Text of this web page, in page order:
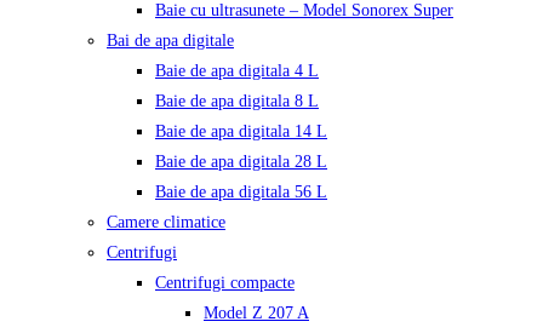
Baie cu ultrasunete – Model Sonorex Super
Bai de apa digitale
Baie de apa digitala 4 L
Baie de apa digitala 8 L
Baie de apa digitala 14 L
Baie de apa digitala 28 L
Baie de apa digitala 56 L
Camere climatice
Centrifugi
Centrifugi compacte
Model Z 207 A